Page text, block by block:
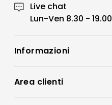
Live chat
Lun-Ven 8.30 - 19.00
Informazioni
Condizioni di vendita
Area clienti